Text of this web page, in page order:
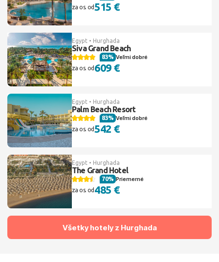
za os. od515 €
Egypt • Hurghada
Siva Grand Beach
Veľmi dobré
83%
za os. od 609 €
Egypt • Hurghada
Palm Beach Resort
Veľmi dobré
83%
za os. od542 €
Egypt • Hurghada
The Grand Hotel
Priemerné
70%
za os. od 485 €
Všetky hotely z Hurghada